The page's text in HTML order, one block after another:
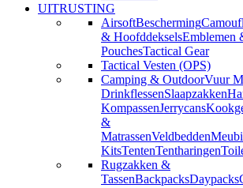
UITRUSTING
AirsoftBescherming
& HoofddekselsEmblemen
PouchesTactical Gear
Tactical Vesten (OPS)
Camping & OutdoorVuur
DrinkflessenSlaapzakken
KompassenJerrycans
&
MatrassenVeldbedden
KitsTentenTentharingen
Rugzakken &
TassenBackpacksDaypacks